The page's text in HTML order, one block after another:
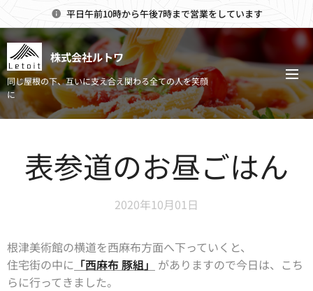
平日午前10時から午後7時まで営業をしています
株式会社ルトワ
同じ屋根の下、互いに支え合え関わる全ての人を笑顔
に
表参道のお昼ごはん
2020年10月01日
根津美術館の横道を西麻布方面へ下っていくと、
住宅街の中に 「西麻布 豚組」
がありますので今日は、こち
らに行ってきました。